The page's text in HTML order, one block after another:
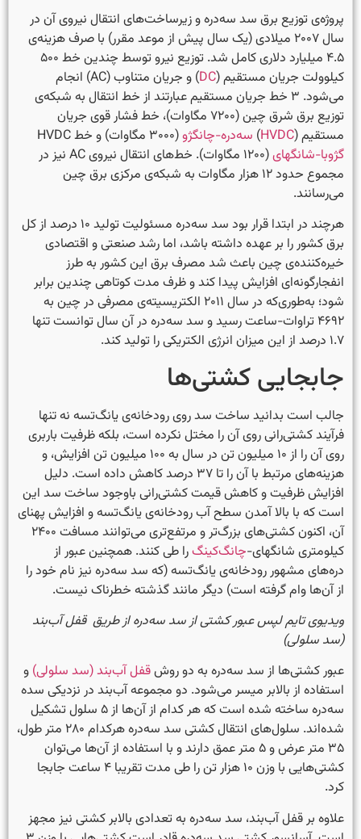
پروژه‌ی توزیع برق سد سه‌دره و زیرساخت‌های انتقال نیروی آن در
سال ۲۰۰۷ میلادی (یک سال پیش از موعد مقرر) با صرف هزینه‌ی
۴.۵ میلیارد دلاری کامل شد. توزیع نیرو توسط چندین خط ۵۰۰
کیلوولت جریان مستقیم (DC
) و جریان متناوب (AC) انجام
می‌شود. ۳ خط جریان مستقیم عبارتند از خط انتقال به شبکه‌ی
توزیع برق شرق چین (۷۲۰۰ مگاوات)، خط فشار قوی جریان
مستقیم (HVDC
) سه‌دره-چانگژو(۳۰۰۰ مگاوات) و خط HVDC
گژوبا-شانگهای
(۱۲۰۰ مگاوات). خط‌های انتقال نیروی AC نیز در
مجموع حدود ۱۲ هزار مگاوات به شبکه‌ی مرکزی برق چین
می‌رسانند.
هرچند در ابتدا قرار بود سد سه‌دره مسئولیت تولید ۱۰ درصد از کل
برق کشور را بر عهده داشته باشد، اما رشد صنعتی و اقتصادی
خیره‌کننده‌ی چین باعث شد مصرف برق این کشور به طرز
انفجارگونه‌ای افزایش پیدا کند و ظرف مدت کوتاهی چندین برابر
شود؛ به‌طوری‌که در سال ۲۰۱۱ الکتریسیته‌ی مصرفی در چین به
۴۶۹۲ تراوات-ساعت رسید و سد سه‌دره در آن سال توانست تنها
۱.۷ درصد از این میزان انرژی الکتریکی را تولید کند.
جابجایی کشتی‌ها
جالب است بدانید ساخت سد روی رودخانه‌ی یانگ‌تسه نه تنها
فرآیند کشتی‌رانی روی آن را مختل نکرده است، بلکه ظرفیت باربری
روی آن را از ۱۰ میلیون تن در سال به ۱۰۰ میلیون تن افزایش، و
هزینه‌های مرتبط با آن را تا ۳۷ درصد کاهش داده است. دلیل
افزایش ظرفیت و کاهش قیمت کشتی‌رانی باوجود ساخت سد این
است که با بالا آمدن سطح آب رودخانه‌ی یانگ‌تسه و افزایش پهنای
آن، اکنون کشتی‌های بزرگ‌تر و مرتفع‌تری می‌توانند مسافت ۲۴۰۰
کیلومتری شانگهای-چانگ‌کینگرا طی کنند. همچنین عبور از
دره‌های مشهور رودخانه‌ی یانگ‌تسه (که سد سه‌دره نیز نام خود را
از آن‌ها وام گرفته است) دیگر مانند گذشته خطرناک نیست.
ویدیوی تایم لپس عبور کشتی از سد سه‌دره از طریق قفل آب‌بند
(سد سلولی)
عبور کشتی‌ها از سد سه‌دره به دو روشقفل آب‌بند (سد سلولی) و
استفاده از بالابر میسر می‌شود. دو مجموعه آب‌بند در نزدیکی سده
سه‌دره ساخته شده است که هر کدام از آن‌ها از ۵ سلول تشکیل
شده‌اند. سلول‌های انتقال کشتی سد سه‌دره هرکدام ۲۸۰ متر طول،
۳۵ متر عرض و ۵ متر عمق دارند و با استفاده از آن‌ها می‌توان
کشتی‌هایی با وزن ۱۰ هزار تن را طی مدت تقریبا ۴ ساعت جابجا
کرد.
علاوه بر قفل آب‌بند، سد سه‌دره به تعدادی بالابر کشتی نیز مجهز